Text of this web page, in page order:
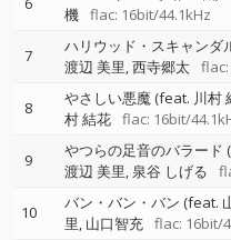
機 flac: 16bit/44.1kHz
7 ハリウッド・スキャンダ
渡辺 美里 西寺郷太
8 やさしい悪魔 (feat. 川村
村 結花 flac: 16bit/
9 やつらの足音のバラード
渡辺 美里 泉谷 しげる
10 バン・バン・バン (feat.
里 山口智充 flac: 16bit/